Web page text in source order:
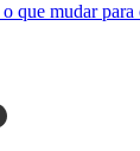
que mudar